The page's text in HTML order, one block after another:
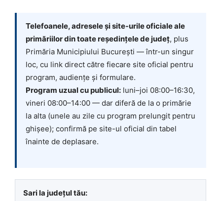
Telefoanele, adresele și site-urile oficiale ale
primăriilor din toate reședințele de județ, plus
Primăria Municipiului București — într-un singur
loc, cu link direct către fiecare site oficial pentru
program, audiențe și formulare.
Program uzual cu publicul: luni–joi 08:00–16:30,
vineri 08:00–14:00 — dar diferă de la o primărie
la alta (unele au zile cu program prelungit pentru
ghișee); confirmă pe site-ul oficial din tabel
înainte de deplasare.
Sari la județul tău: